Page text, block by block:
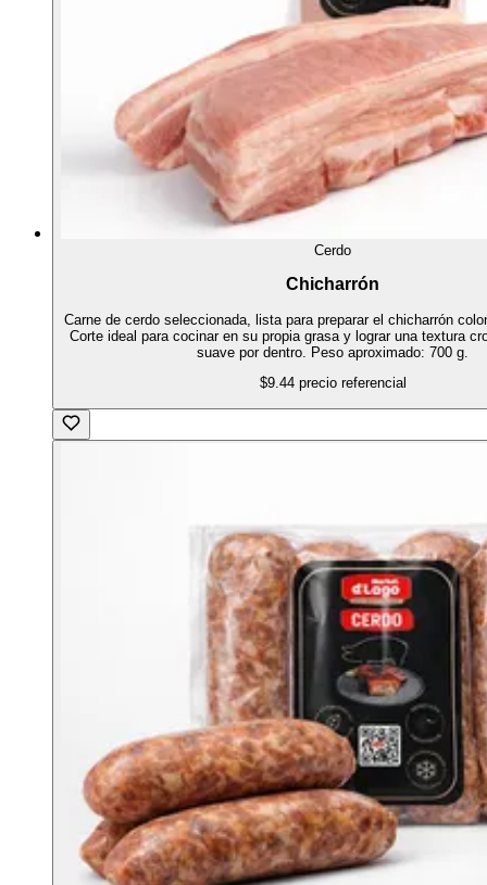
Cerdo
Chicharrón
Carne de cerdo seleccionada, lista para preparar el chicharrón
Corte ideal para cocinar en su propia grasa y lograr una textura
suave por dentro. Peso aproximado: 700 g.
$9.44 precio referencial